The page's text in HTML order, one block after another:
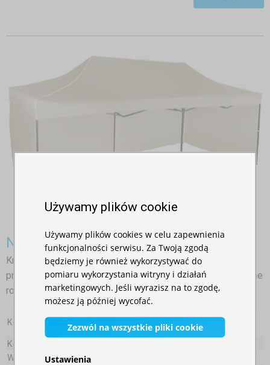
Namiot ekspresowy 3x6m – stalowy
Królewski rozmiar dla tych, którzy potrzebują więcej
przestrzeni! Nożycowe namioty imprezowe 6x3 m to idealne
rozwiązanie na większe eventy, targi i imprezy plenerowe.
Kolory:
Konstrukcja:
Wymiary profilu konstrukcji nośnej:
Używamy plików cookie
Używamy plików cookies w celu zapewnienia
funkcjonalności serwisu. Za Twoją zgodą
będziemy je również wykorzystywać do
pomiaru wykorzystania witryny i działań
marketingowych. Jeśli wyrazisz na to zgodę,
możesz ją później wycofać.
Zezwól na wszystkie pliki cookie
Ustawienia